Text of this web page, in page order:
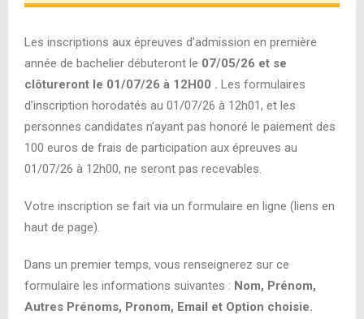
Les inscriptions aux épreuves d’admission en première
année de bachelier débuteront le 07/05/26 et se
clôtureront le 01/07/26 à 12H00 . Les formulaires
d’inscription horodatés au 01/07/26 à 12h01, et les
personnes candidates n’ayant pas honoré le paiement des
100 euros de frais de participation aux épreuves au
01/07/26 à 12h00, ne seront pas recevables.
Votre inscription se fait via un formulaire en ligne (liens en
haut de page).
Dans un premier temps, vous renseignerez sur ce
formulaire les informations suivantes : Nom, Prénom,
Autres Prénoms, Pronom, Email et Option choisie.